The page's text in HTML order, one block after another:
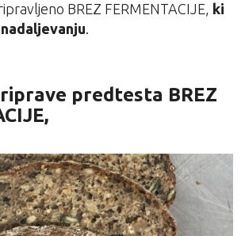
BREZ FERMENTACIJE, ki
.
predtesta BREZ